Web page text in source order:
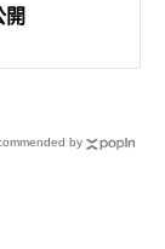
開
by